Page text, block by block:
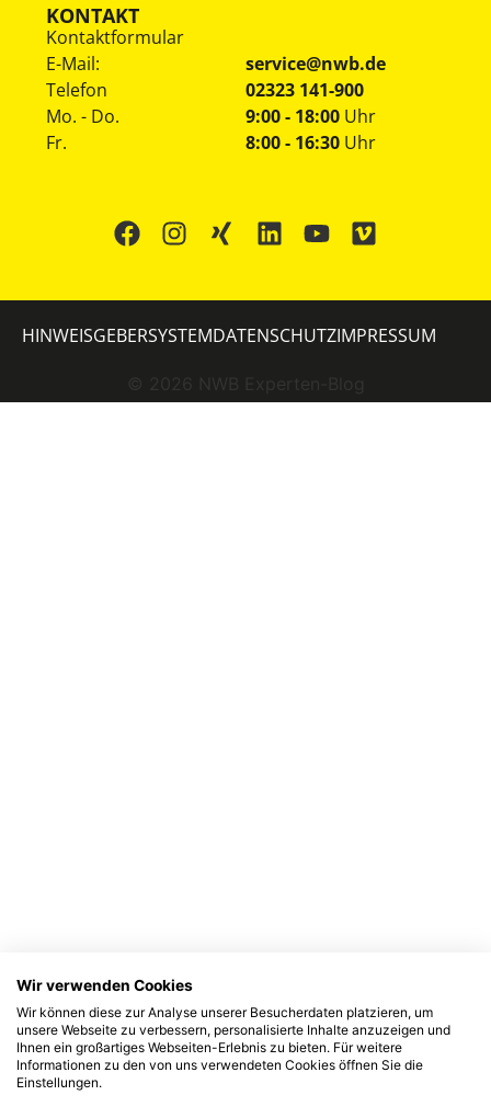
KONTAKT
Kontaktformular
E-Mail:
service@nwb.de
Telefon
02323 141-900
Mo. - Do.
Fr.
9:00 - 18:00 Uhr
8:00 - 16:30 Uhr
© 2026 NWB Experten-Blog
HINWEISGEBERSYSTEMDATENSCHUTZIMPRESSUM
Wir verwenden Cookies
Wir können diese zur Analyse unserer Besucherdaten platzieren, um
unsere Webseite zu verbessern, personalisierte Inhalte anzuzeigen und
Ihnen ein großartiges Webseiten-Erlebnis zu bieten. Für weitere
Informationen zu den von uns verwendeten Cookies öffnen Sie die
Einstellungen.